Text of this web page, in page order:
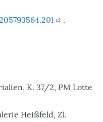
.
K. 37/2, PM Lotte
Heißfeld, Zl.